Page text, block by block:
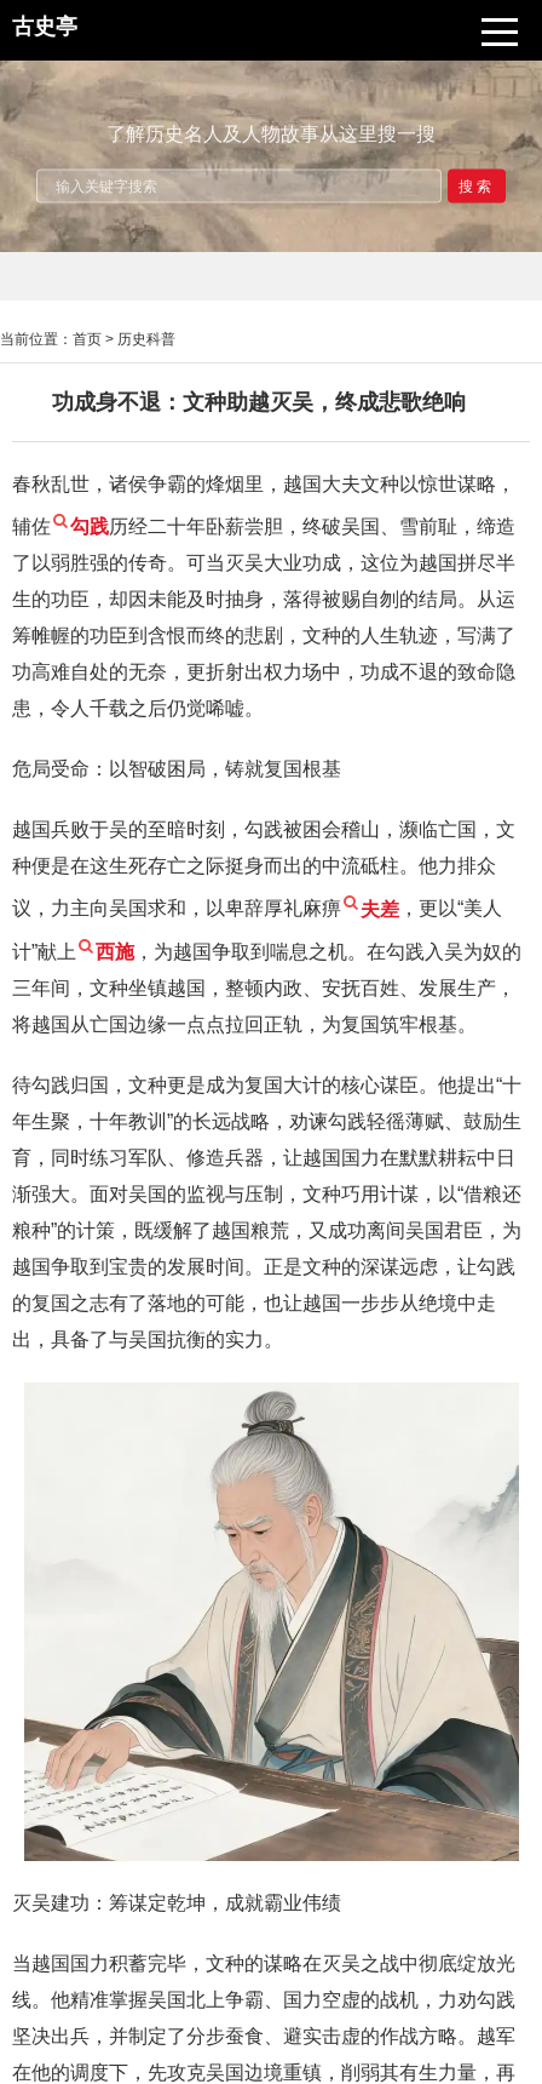
古史亭
了解历史名人及人物故事从这里搜一搜
搜索
当前位置： 首页 > 历史科普
功成身不退：文种助越灭吴，终成悲歌绝响
春秋乱世，诸侯争霸的烽烟里，越国大夫文种以惊世谋略，
辅佐 勾践历经二十年卧薪尝胆，终破吴国、雪前耻，缔造
了以弱胜强的传奇。可当灭吴大业功成，这位为越国拼尽半
生的功臣，却因未能及时抽身，落得被赐自刎的结局。从运
筹帷幄的功臣到含恨而终的悲剧，文种的人生轨迹，写满了
功高难自处的无奈，更折射出权力场中，功成不退的致命隐
患，令人千载之后仍觉唏嘘。
危局受命：以智破困局，铸就复国根基
越国兵败于吴的至暗时刻，勾践被困会稽山，濒临亡国，文
种便是在这生死存亡之际挺身而出的中流砥柱。他力排众
议，力主向吴国求和，以卑辞厚礼麻痹 夫差 ，更以“美人
计”献上 西施，为越国争取到喘息之机。在勾践入吴为奴的
三年间，文种坐镇越国，整顿内政、安抚百姓、发展生产，
将越国从亡国边缘一点点拉回正轨，为复国筑牢根基。
待勾践归国，文种更是成为复国大计的核心谋臣。他提出“十
年生聚，十年教训”的长远战略，劝谏勾践轻徭薄赋、鼓励生
育，同时练习军队、修造兵器，让越国国力在默默耕耘中日
渐强大。面对吴国的监视与压制，文种巧用计谋，以“借粮还
粮种”的计策，既缓解了越国粮荒，又成功离间吴国君臣，为
越国争取到宝贵的发展时间。正是文种的深谋远虑，让勾践
的复国之志有了落地的可能，也让越国一步步从绝境中走
出，具备了与吴国抗衡的实力。
灭吴建功：筹谋定乾坤，成就霸业伟绩
当越国国力积蓄完毕，文种的谋略在灭吴之战中彻底绽放光
线。他精准掌握吴国北上争霸、国力空虚的战机，力劝勾践
坚决出兵，并制定了分步蚕食、避实击虚的作战方略。越军
在他的调度下，先攻克吴国边境重镇，削弱其有生力量，再